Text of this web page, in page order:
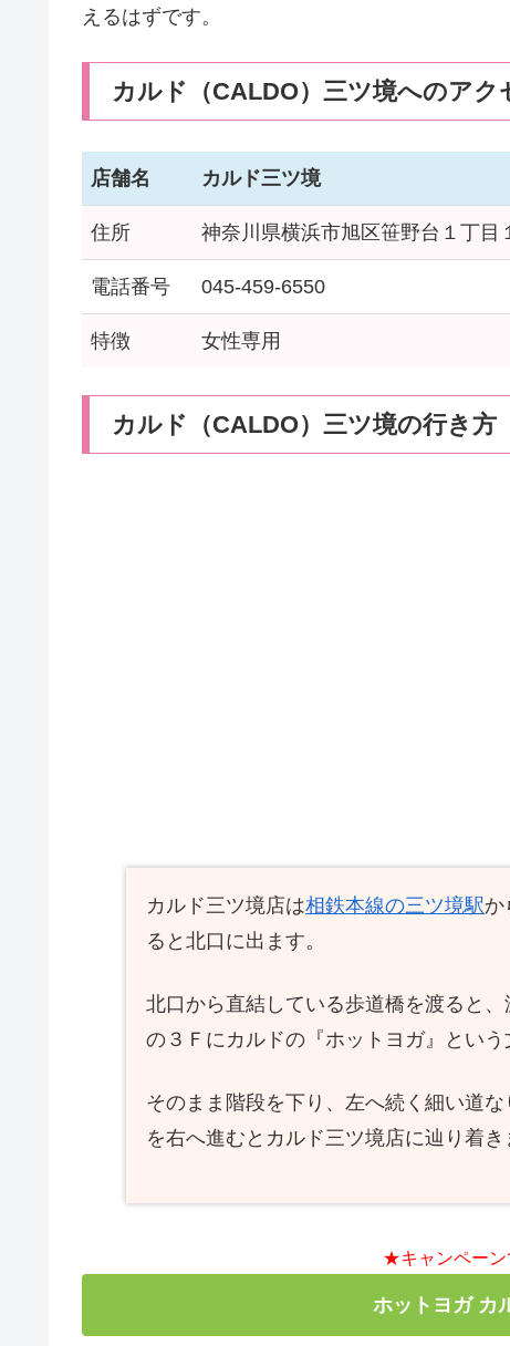
えるはずです。
カルド（CALDO）三ツ境へのアク
店舗名 カルド三ツ境
住所 神奈川県横浜市旭区笹野台１丁
電話番号 045-459-6550
特徴 女性専用
カルド（CALDO）三ツ境の行き方
カルド三ツ境店は相鉄本線の三ツ境駅か
ると北口に出ます。
北口から直結している歩道橋を渡ると
の３Ｆにカルドの『ホットヨガ』という
そのまま階段を下り、左へ続く細い道
を右へ進むとカルド三ツ境店に辿り着き
★キャンペー
ホットヨガ カ